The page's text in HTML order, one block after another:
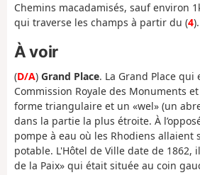
Chemins macadamisés, sauf environ
qui traverse les champs à partir du (4).
À voir
(D/A) Grand Place. La Grand Place qui
Commission Royale des Monuments
forme triangulaire et un «wel» (un
dans la partie la plus étroite. À
pompe à eau où les Rhodiens allaient
potable. L'Hôtel de Ville date de 1862,
de la Paix» qui était située au coin